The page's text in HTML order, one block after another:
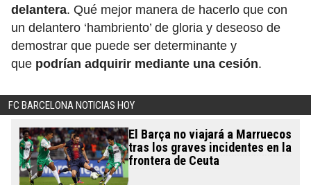
delantera. Qué mejor manera de hacerlo que con
un delantero ‘hambriento’ de gloria y deseoso de
demostrar que puede ser determinante y
que podrían adquirir mediante una cesión.
FC BARCELONA NOTICIAS HOY
El Barça no viajará a Marruecos
tras los graves incidentes en la
frontera de Ceuta